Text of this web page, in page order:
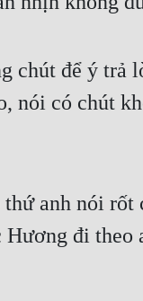
chút để ý
nói có chút
anh nói
đi theo